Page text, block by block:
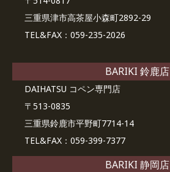
三重県津市高茶屋小森町2892-29
TEL&FAX：059-235-2026
BARIKI 鈴鹿店
DAIHATSU コペン専門店
〒513-0835
三重県鈴鹿市平野町7714-14
TEL&FAX：059-399-7377
BARIKI 静岡店